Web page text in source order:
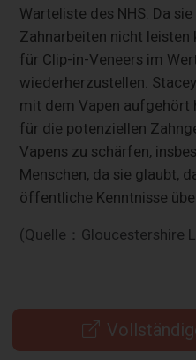
Warteliste des NHS. Da
Zahnarbeiten nicht leisten
für Clip-in-Veneers im
wiederherzustellen.
mit dem Vapen aufgehört
für die potenziellen
Vapens zu schärfen,
Menschen, da sie glaubt,
öffentliche Kenntnisse
(Quelle：Gloucestershire